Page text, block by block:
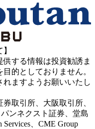
する情報は投資勧誘ま
的としておりません。
ますようお願いいたし
取引所、大阪取引所、
ンネクスト証券、堂島
Services、CME Group